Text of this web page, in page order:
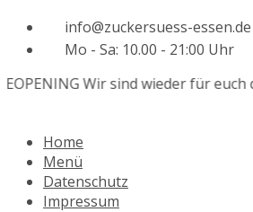
info@zuckersuess-essen.de
Mo - Sa: 10.00 - 21:00 Uhr
Wir sind wieder für euch
Home
Menü
Datenschutz
Impressum